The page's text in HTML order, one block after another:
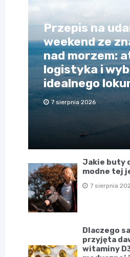
Przepis na
weekend ze
nad morzem:
logistyka i
idealnego
7 sierpnia 2026
Jakie buty
modne tej
7 sierpnia
Dlaczego
przyjęta
witaminy